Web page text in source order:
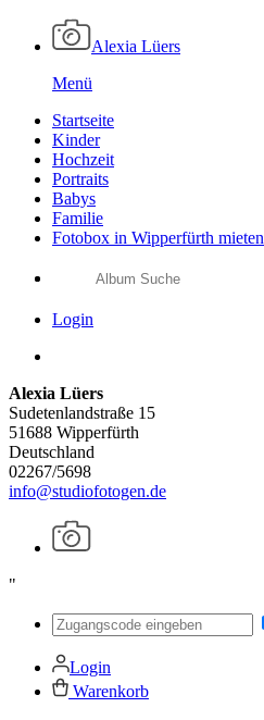
Alexia Lüers
Menü
Startseite
Kinder
Hochzeit
Portraits
Babys
Familie
Fotobox in Wipperfürth mieten
Login
Alexia Lüers
Sudetenlandstraße 15
51688 Wipperfürth
Deutschland
02267/5698
info@studiofotogen.de
"
Login
Warenkorb